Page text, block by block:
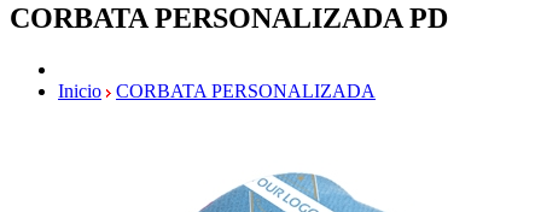
CORBATA PERSONALIZADA PD
Inicio CORBATA PERSONALIZADA